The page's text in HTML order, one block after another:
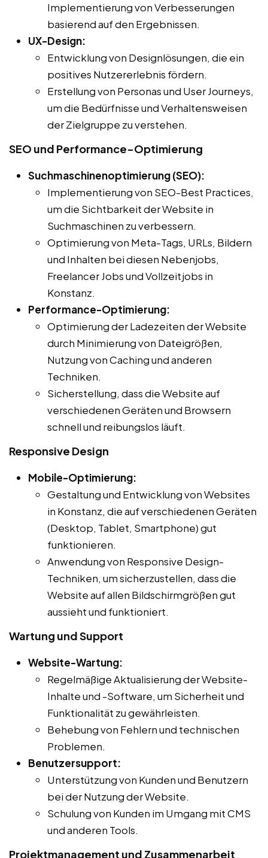
Implementierung von Verbesserungen
basierend auf den Ergebnissen.
UX-Design:
Entwicklung von Designlösungen, die ein
positives Nutzererlebnis fördern.
Erstellung von Personas und User Journeys,
um die Bedürfnisse und Verhaltensweisen
der Zielgruppe zu verstehen.
SEO und Performance-Optimierung
Suchmaschinenoptimierung (SEO):
Implementierung von SEO-Best Practices,
um die Sichtbarkeit der Website in
Suchmaschinen zu verbessern.
Optimierung von Meta-Tags, URLs, Bildern
und Inhalten bei diesen Nebenjobs,
Freelancer Jobs und Vollzeitjobs in
Konstanz.
Performance-Optimierung:
Optimierung der Ladezeiten der Website
durch Minimierung von Dateigrößen,
Nutzung von Caching und anderen
Techniken.
Sicherstellung, dass die Website auf
verschiedenen Geräten und Browsern
schnell und reibungslos läuft.
Responsive Design
Mobile-Optimierung:
Gestaltung und Entwicklung von Websites
in Konstanz, die auf verschiedenen Geräten
(Desktop, Tablet, Smartphone) gut
funktionieren.
Anwendung von Responsive Design-
Techniken, um sicherzustellen, dass die
Website auf allen Bildschirmgrößen gut
aussieht und funktioniert.
Wartung und Support
Website-Wartung:
Regelmäßige Aktualisierung der Website-
Inhalte und -Software, um Sicherheit und
Funktionalität zu gewährleisten.
Behebung von Fehlern und technischen
Problemen.
Benutzersupport:
Unterstützung von Kunden und Benutzern
bei der Nutzung der Website.
Schulung von Kunden im Umgang mit CMS
und anderen Tools.
Projektmanagement und Zusammenarbeit